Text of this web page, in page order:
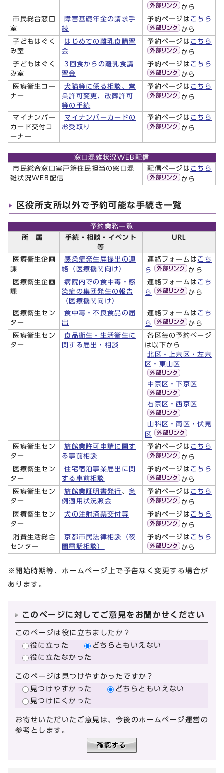
から
市民総合窓口
室
障害基礎年金の請求手
続
予約ページは こちら
から
子どもはぐく
み室
はじめての離乳食講習
会
予約ページは こちら
から
子どもはぐく
み室
3回食からの離乳食講
習会
予約ページは こちら
から
医療衛生コー
ナー
犬猫等に係る相談、営
業許可変更、改葬許可
等の手続
予約ページは こちら
から
マイナンバー
カード交付コ
ーナー
マイナンバーカードの
お受取り
予約ページは こちら
から
窓口混雑状況WEB配信
市民総合窓口室戸籍住民担当の窓口混
雑状況WEB配信
配信ページは こちら
から
区役所支所以外で予約可能な手続き一覧
予約業務一覧
所 属
手続・相談・イベント
等
URL
医療衛生企画
課
感染症発生届提出の連
絡（医療機関向け）
連絡フォームは こち
ら
から
医療衛生企画
課
病院内での食中毒・感
染症の集団発生の報告
（医療機関向け）
連絡フォームは こち
ら
から
医療衛生セン
ター
食中毒・不良食品の届
出
連絡フォームは こち
ら
から
医療衛生セン
ター
食品衛生・生活衛生に
関する届出・相談
各区毎の予約ページ
は以下から
北区・上京区・左京
区・東山区
中京区・下京区
右京区・西京区
山科区・南区・伏見
区
医療衛生セン
ター
旅館業許可申請に関す
る事前相談
予約ページは こちら
から
医療衛生セン
ター
住宅宿泊事業届出に関
する事前相談
予約ページは こちら
から
医療衛生セン
ター
旅館業証明書発行 、 条
例適用状況照会
予約ページは こちら
から
医療衛生セン
ター
犬の注射済票交付等 予約ページは こちら
から
消費生活総合
センター
京都市民法律相談（夜
間電話相談）
予約ページは こちら
から
※開始時期等、ホームページ上で予告なく変更する場合が
あります。
このページに対してご意見をお聞かせください
このページは役に立ちましたか？
役に立った
どちらともいえない
役に立たなかった
このページは見つけやすかったですか？
見つけやすかった
どちらともいえない
見つけにくかった
お寄せいただいたご意見は、今後のホームページ運営の
参考とします。